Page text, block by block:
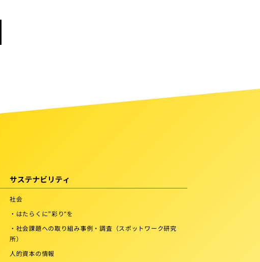
サステナビリティ
社会
・はたらくに”彩り"を
・社会課題への取り組み事例・調査（スポットワーク研究
所）
人的資本の情報